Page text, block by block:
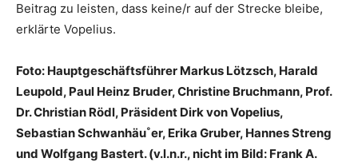
Beitrag zu leisten, dass keine/r auf der Strecke bleibe,
erklärte Vopelius.
Foto: Hauptgeschäftsführer Markus Lötzsch, Harald
Leupold, Paul Heinz Bruder, Christine Bruchmann, Prof.
Dr. Christian Rödl, Präsident Dirk von Vopelius,
Sebastian Schwanhäu˚er, Erika Gruber, Hannes Streng
und Wolfgang Bastert. (v.l.n.r., nicht im Bild: Frank A.